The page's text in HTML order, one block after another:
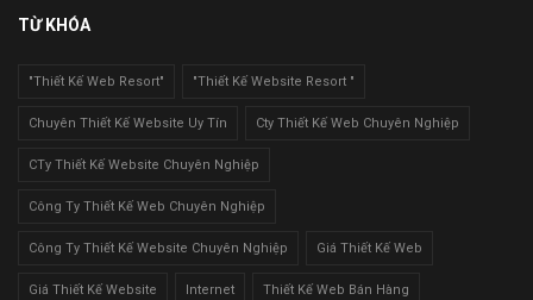
TỪ KHÓA
"Thiết Kế Web Resort" "Thiết Kế Website Resort "
Chuyên Thiết Kế Website Uy Tín Cty Thiết Kế Web Chuyên Nghiệp
CTy Thiết Kế Website Chuyên Nghiệp
Công Ty Thiết Kế Web Chuyên Nghiệp
Công Ty Thiết Kế Website Chuyên Nghiệp Giá Thiết Kế Web
Giá Thiết Kế Website Internet Thiết Kế Web Bán Hàng